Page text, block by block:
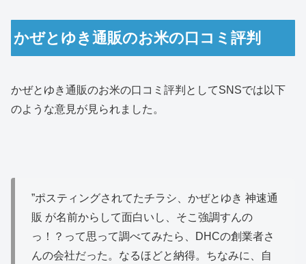
かぜとゆき通販のお米の口コミ評判
かぜとゆき通販のお米の口コミ評判としてSNSでは以下
のような意見が見られました。
”ポスティングされてたチラシ、かぜとゆき 神速通
販 が名前からして面白いし、そこ強調すんの
っ！？って思って調べてみたら、DHCの創業者さ
んの会社だった。なるほどと納得。ちなみに、自